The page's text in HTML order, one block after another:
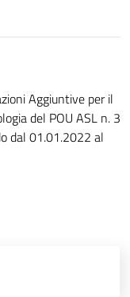
Aggiuntive per il
del POU ASL n. 3
dal 01.01.2022 al